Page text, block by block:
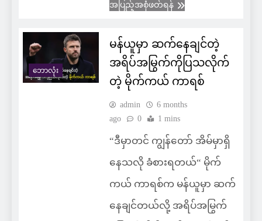
အပြည့်အစုံဖတ်ရန်
ဘောလုံး
မန်ယူမှာ ဆက်နေချင်တဲ့
အရိပ်အမြွက်ကိုပြသလိုက်
တဲ့ မိုက်ကယ် ကာရစ်
admin
6 months
ago
0 1 mins
“ဒီမှာတင် ကျွန်တော် အိမ်မှာရှိ
နေသလို ခံစားရတယ်“ မိုက်
ကယ် ကာရစ်က မန်ယူမှာ ဆက်
နေချင်တယ်လို့ အရိပ်အမြွက်